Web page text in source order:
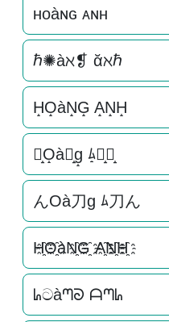
ʜᴏàɴɢ ᴀɴʜ
ℏ✺àℵ❡ ᾰℵℏ
H̝O̝àN̝G̝ A̝N̝H̝
ん̝O̝à刀̝g̝ ﾑ̝刀̝ん̝
んOà刀g ﾑ刀ん
H҈O҈àN҈G҈ A҈N҈H҈
ᖺටàᘉᘐ ᗩᘉᖺ